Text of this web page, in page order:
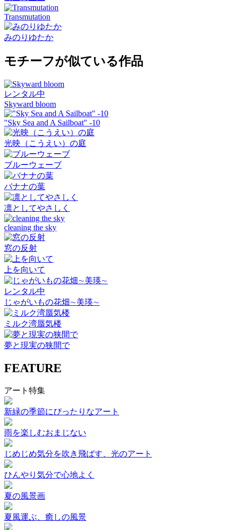
Transmutation
みのりゆたか
モチーフが似ている作品
レンタル中
Skyward bloom
"Sky Sea and A Sailboat" -10
光映（こうえい）の庭
ブルーウェーブ
バナナの葉
凛としてやさしく
cleaning the sky
窓の反射
上を向いて
レンタル中
じゃがいもの花畑∼美瑛∼
ミルク湾蜃気楼
夢と現実の狭間で
FEATURE
アート特集
新緑の季節にぴったりなアート
雨を楽しむおまじない
じめじめ気分を吹き飛ばす、光のアート
ひんやり気分で心地よく
夏の風景画
夏風運ぶ、癒しの風景